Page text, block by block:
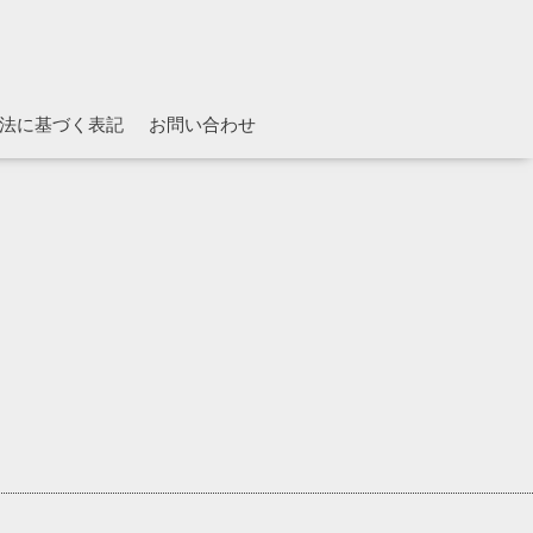
に基づく表記 お問い合わせ